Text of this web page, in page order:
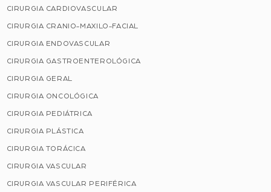
CIRURGIA CARDIOVASCULAR
CIRURGIA CRANIO-MAXILO-FACIAL
CIRURGIA ENDOVASCULAR
CIRURGIA GASTROENTEROLÓGICA
CIRURGIA GERAL
CIRURGIA ONCOLÓGICA
CIRURGIA PEDIÁTRICA
CIRURGIA PLÁSTICA
CIRURGIA TORÁCICA
CIRURGIA VASCULAR
CIRURGIA VASCULAR PERIFÉRICA